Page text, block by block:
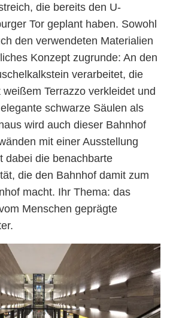
die bereits den U-
Tor geplant haben. Sowohl
den verwendeten Materialien
Konzept zugrunde: An den
verarbeitet, die
Terrazzo verkleidet und
schwarze Säulen als
wird auch dieser Bahnhof
mit einer Ausstellung
dabei die benachbarte
die den Bahnhof damit zum
macht. Ihr Thema: das
Menschen geprägte